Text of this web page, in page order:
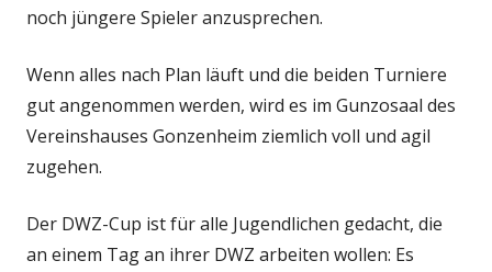
noch jüngere Spieler anzusprechen.
Wenn alles nach Plan läuft und die beiden Turniere
gut angenommen werden, wird es im Gunzosaal des
Vereinshauses Gonzenheim ziemlich voll und agil
zugehen.
Der DWZ-Cup ist für alle Jugendlichen gedacht, die
an einem Tag an ihrer DWZ arbeiten wollen: Es